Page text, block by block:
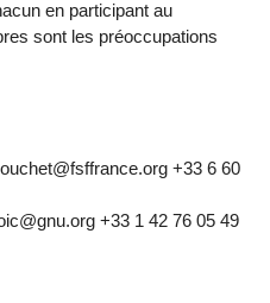
en participant au
sont les préoccupations
+33 6 60
+33 1 42 76 05 49